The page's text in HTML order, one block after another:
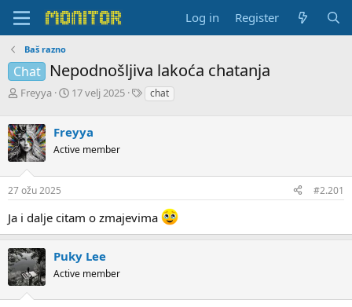
Log in Register
Baš razno
Chat Nepodnošljiva lakoća chatanja
T
e
a
d
s
t
a
r
t
e
r
Freyya
S
r
t
a
e
17 velj 2025
Tchat
Freyya
Active member
27 ožu 2025 #2.201
Ja i dalje citam o zmajevima
Puky Lee
Active member